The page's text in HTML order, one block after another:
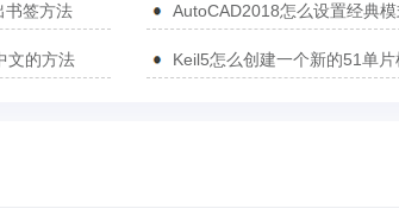
书签方法
AutoCAD2018怎么设置经典
文的方法
Keil5怎么创建一个新的51单